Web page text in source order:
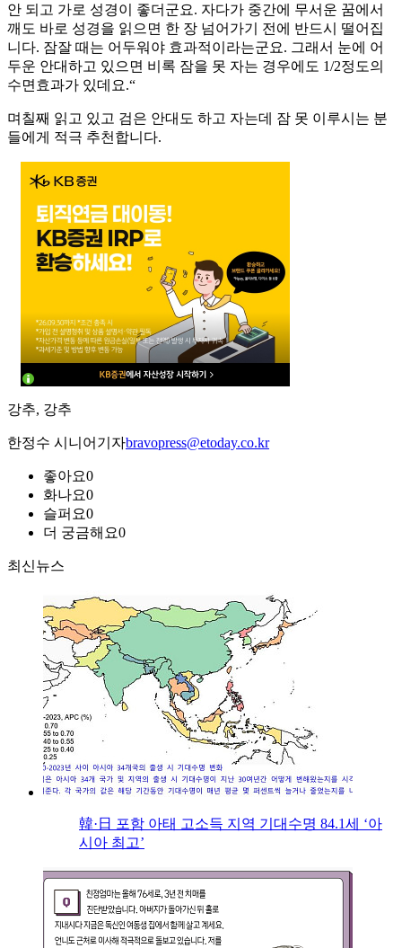
안 되고 가로 성경이 좋더군요. 자다가 중간에 무서운 꿈에서
깨도 바로 성경을 읽으면 한 장 넘어가기 전에 반드시 떨어집
니다. 잠잘 때는 어두워야 효과적이라는군요. 그래서 눈에 어
두운 안대하고 있으면 비록 잠을 못 자는 경우에도 1/2정도의
수면효과가 있데요.“
며칠째 읽고 있고 검은 안대도 하고 자는데 잠 못 이루시는 분
들에게 적극 추천합니다.
강추, 강추
한정수 시니어기자bravopress@etoday.co.kr
좋아요0
화나요0
슬퍼요0
더 궁금해요0
최신뉴스
韓·日 포함 아태 고소득 지역 기대수명 84.1세 ‘아
시아 최고’